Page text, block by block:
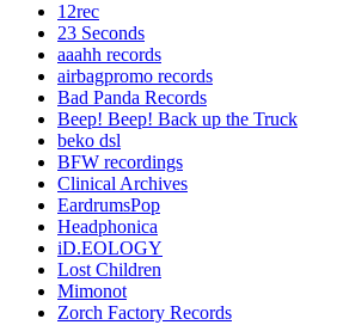
12rec
23 Seconds
aaahh records
airbagpromo records
Bad Panda Records
Beep! Beep! Back up the Truck
beko dsl
BFW recordings
Clinical Archives
EardrumsPop
Headphonica
iD.EOLOGY
Lost Children
Mimonot
Zorch Factory Records